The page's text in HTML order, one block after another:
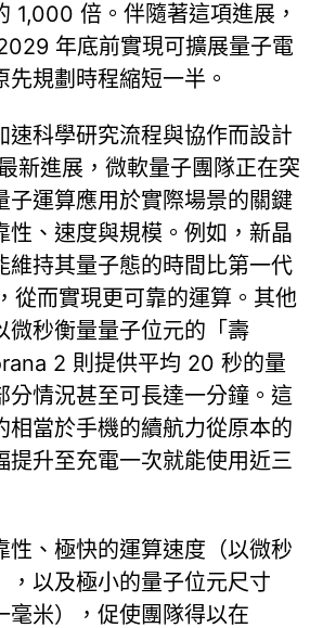
1,000 倍。伴隨著這項進展，
年底前實現可擴展量子電
先規劃時程縮短一半。
速科學研究流程與協作而設計
新進展，微軟量子團隊正在突
子運算應用於實際場景的關鍵
性、速度與規模。例如，新晶
維持其量子態的時間比第一代
從而實現更可靠的運算。其他
微秒衡量量子位元的「壽
2 則提供平均 20 秒的量
分情況甚至可長達一分鐘。這
相當於手機的續航力從原本的
提升至充電一次就能使用近三
性、極快的運算速度（以微秒
，以及極小的量子位元尺寸
毫米），促使團隊得以在